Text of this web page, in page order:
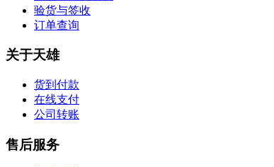
验货与签收
订单查询
关于天雄
货到付款
在线支付
公司转账
售后服务